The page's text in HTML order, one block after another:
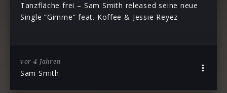
Tanzfläche frei – Sam Smith released seine neue
Single “Gimme” feat. Koffee & Jessie Reyez
vor 4 Jahren
Sam Smith